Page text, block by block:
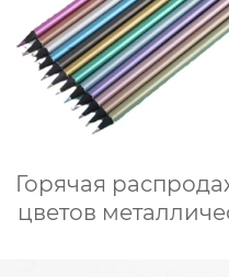
Горячая
цветов